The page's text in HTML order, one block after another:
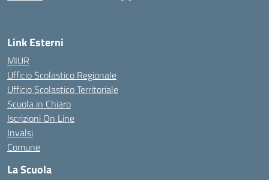
Link Esterni
MIUR
Ufficio Scolastico Regionale
Ufficio Scolastico Territoriale
Scuola in Chiaro
Iscrizioni On Line
Invalsi
Comune
La Scuola